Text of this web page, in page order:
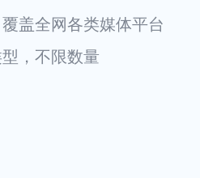
盖全网各类媒体平台
，不限数量